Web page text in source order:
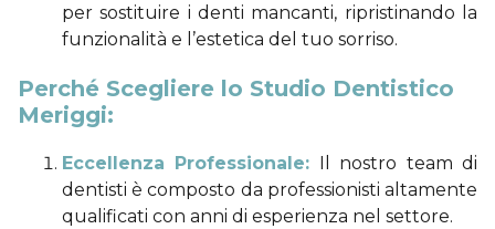
per sostituire i denti mancanti, ripristinando la
funzionalità e l’estetica del tuo sorriso.
Perché Scegliere lo Studio Dentistico
Meriggi:
Eccellenza Professionale: Il nostro team di
dentisti è composto da professionisti altamente
qualificati con anni di esperienza nel settore.